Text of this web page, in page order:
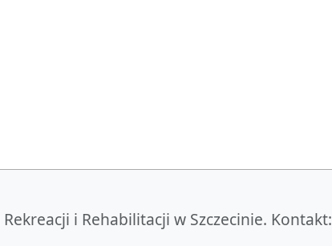
i Rehabilitacji w Szczecinie. Kontakt: